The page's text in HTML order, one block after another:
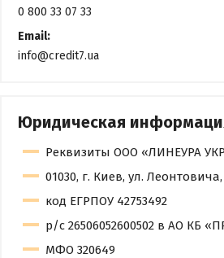
0 800 33 07 33
Email:
info@credit7.ua
Юридическая
Реквизиты ООО «ЛИНЕУРА
01030, г. Киев, ул. Леонтовича,
код ЕГРПОУ 42753492
р/с 26506052600502 в АО КБ
МФО 320649